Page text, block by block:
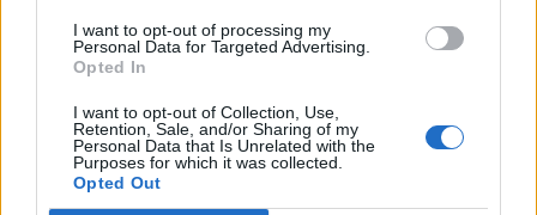
I want to opt-out of processing my
Personal Data for Targeted Advertising.
Opted In
I want to opt-out of Collection, Use,
Retention, Sale, and/or Sharing of my
Personal Data that Is Unrelated with the
Purposes for which it was collected.
Opted Out
bemutatni a megyei nyugdíjhivatal
munkáját. Múlt év július 20-án beadtam a
munkakönyvemet a nyugdíj